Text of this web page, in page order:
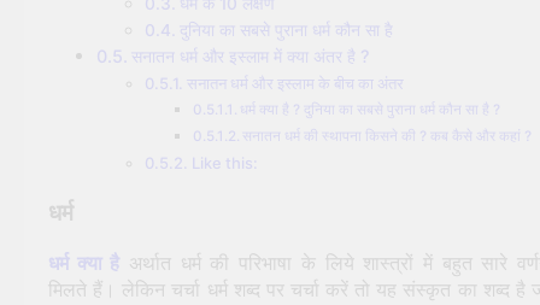
सूर्य देव को अर्घ्य देने के नियम और
विधि : 70 सूर्य अर्घ्य मंत्र संस्कृत में
2 Years Ago
दुनिया का सबसे पुराना धर्म कौन सा है
सनातन धर्म और इस्लाम में क्या अंतर है ?
सनातन धर्म और इस्लाम के बीच का अंतर
धर्म क्या है ? दुनिया का सबसे पुराना धर्म कौन सा है ?
सनातन धर्म की स्थापना किसने की ? कब कैसे और कहां ?
Like this:
धर्म
धर्म क्या है अर्थात धर्म की परिभाषा के लिये शास्त्रों में बहुत सारे
मिलते हैं। लेकिन चर्चा धर्म शब्द पर चर्चा करें तो यह संस्कृत का शब्द है